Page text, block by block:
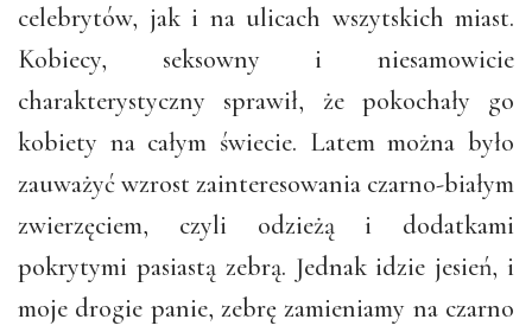
celebrytów, jak i na ulicach wszytskich miast.
Kobiecy, seksowny i niesamowicie
charakterystyczny sprawił, że pokochały go
kobiety na całym świecie. Latem można było
zauważyć wzrost zainteresowania czarno-białym
zwierzęciem, czyli odzieżą i dodatkami
pokrytymi pasiastą zebrą. Jednak idzie jesień, i
moje drogie panie, zebrę zamieniamy na czarno